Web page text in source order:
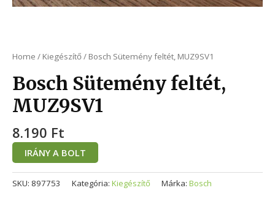
Home / Kiegészítő/ Bosch Sütemény feltét, MUZ9SV1
Bosch Sütemény feltét,
MUZ9SV1
8.190 Ft
IRÁNY A BOLT
SKU: 897753 Kategória: Kiegészítő Márka: Bosch